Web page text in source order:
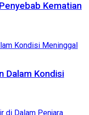
Kematian
Dalam Kondisi